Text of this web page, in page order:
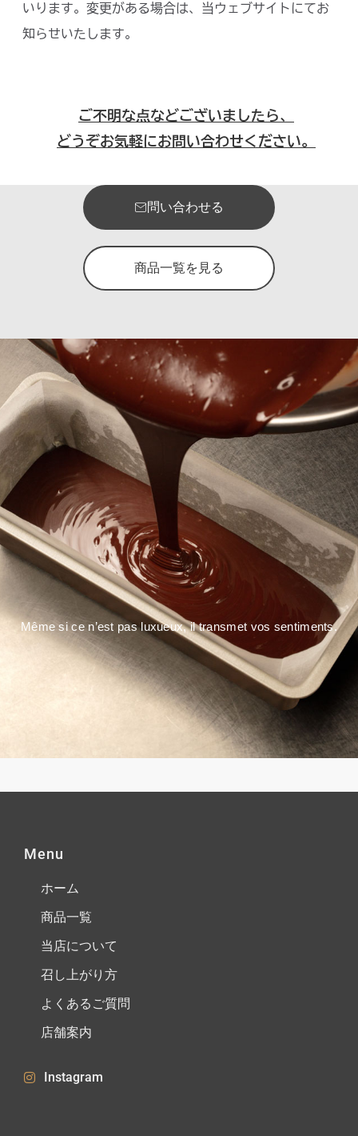
いります。変更がある場合は、当ウェブサイトにてお
知らせいたします。
ご不明な点などございましたら、
どうぞお気軽にお問い合わせください。
問い合わせる
商品一覧を見る
Même si ce n’est pas luxueux, il transmet vos sentiments.
Menu
ホーム
商品一覧
当店について
召し上がり方
よくあるご質問
店舗案内
Instagram